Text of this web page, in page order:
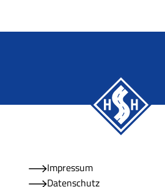
Impressum
Datenschutz